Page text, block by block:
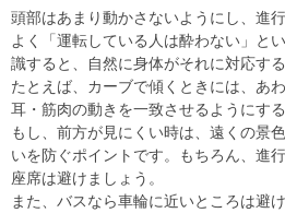
頭部はあまり動かさないようにし、進
よく「運転している人は酔わない」と
識すると、自然に身体がそれに対応する
たとえば、カーブで傾くときには、あ
耳・筋肉の動きを一致させるようにす
もし、前方が見にくい時は、遠くの景
いを防ぐポイントです。もちろん、進
座席は避けましょう。
また、バスなら車輪に近いところは避